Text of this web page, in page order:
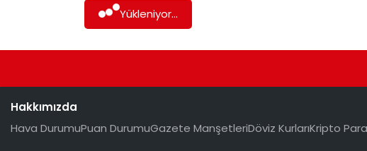
Yükleniyor...
Hakkımızda
Hava DurumuPuan DurumuGazete ManşetleriDöviz KurlarıKripto